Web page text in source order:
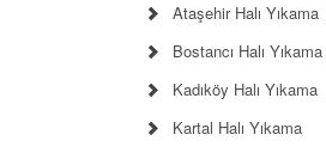
Ataşehir Halı Yıkama
Bostancı Halı Yıkama
Kadıköy Halı Yıkama
Kartal Halı Yıkama